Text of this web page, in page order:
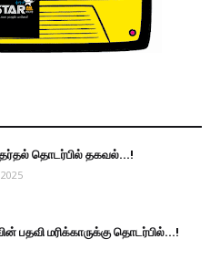
தொடர்பில் தகவல்...!
பதவி மரிக்காருக்கு தொடர்பில்...!